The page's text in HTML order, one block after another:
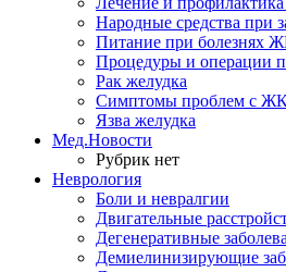
Народные средства при
Питание при болезнях
Процедуры и операции
Рак желудка
Симптомы проблем с
Язва желудка
Мед.Новости
Рубрик нет
Неврология
Боли и невралгии
Двигательные
Дегенеративные
Демиелинизирующие